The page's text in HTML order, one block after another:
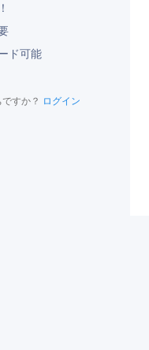
ド可能
すか？ ログイン